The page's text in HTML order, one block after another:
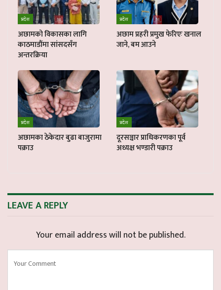
प्रदेश
अछामको विकासका लागि
काठमाडौंमा सांसदसँग
अन्तरक्रिया
प्रदेश
अछाम प्रहरी प्रमुख फेरिएः खनाल
जाने, बम आउने
प्रदेश
अछामका ठेकेदार बुढा बाजुरामा
पक्राउ
प्रदेश
दूरसञ्चार प्राधिकरणका पूर्व
अध्यक्ष भण्डारी पक्राउ
LEAVE A REPLY
Your email address will not be published.